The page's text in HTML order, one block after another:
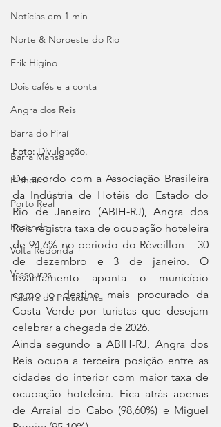
Notícias em 1 min
Norte & Noroeste do Rio
Erik Higino
Dois cafés e a conta
Angra dos Reis
Barra do Piraí
Barra Mansa
Pinheiral
Porto Real
Resende
Volta Redonda
Vassouras
Palavra da Presidenta
Foto: Divulgação.
De acordo com a Associação Brasileira
da Indústria de Hotéis do Estado do
Rio de Janeiro (ABIH-RJ), Angra dos
Reis registra taxa de ocupação hoteleira
de 94,6% no período do Réveillon – 30
de dezembro e 3 de janeiro. O
levantamento aponta o município
como o destino mais procurado da
Costa Verde por turistas que desejam
celebrar a chegada de 2026.
Ainda segundo a ABIH-RJ, Angra dos
Reis ocupa a terceira posição entre as
cidades do interior com maior taxa de
ocupação hoteleira. Fica atrás apenas
de Arraial do Cabo (98,60%) e Miguel